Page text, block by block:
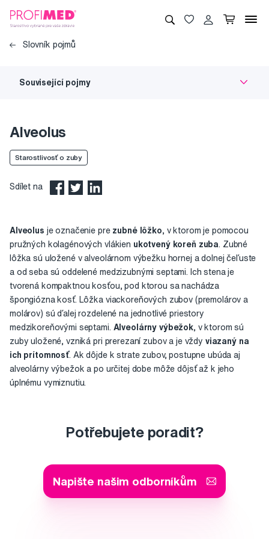
Slovník pojmů
Související pojmy
Alveolus
Starostlivosť o zuby
Sdílet na
Alveolus je označenie pre zubné lôžko , v ktorom je pomocou
pružných kolagénových vlákien ukotvený koreň zuba . Zubné
lôžka sú uložené v alveolárnom výbežku hornej a dolnej čeľuste
a od seba sú oddelené medzizubnými septami. Ich stena je
tvorená kompaktnou kosťou, pod ktorou sa nachádza
špongiózna kosť. Lôžka viackoreňových zubov (premolárov a
molárov) sú ďalej rozdelené na jednotlivé priestory
medzikoreňovými septami.
Alveolárny výbežok, v ktorom sú
zuby uložené, vzniká pri prerezaní zubov a je vždy viazaný na
ich prítomnosť. Ak dôjde k strate zubov, postupne ubúda aj
alveolárny výbežok a po určitej dobe môže dôjsť až k jeho
úplnému vymiznutiu.
Potřebujete poradit?
Napište našim odborníkům